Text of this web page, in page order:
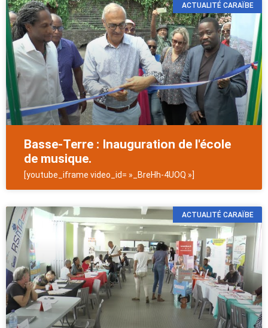
ACTUALITÉ CARAÏBE
Basse-Terre : Inauguration de l'école
de musique.
[youtube_iframe video_id= »_BreHh-4UOQ »]
ACTUALITÉ CARAÏBE